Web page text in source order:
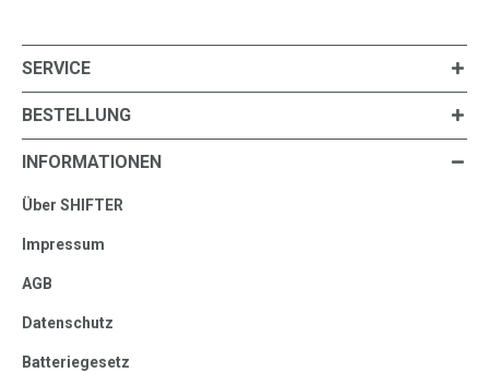
SERVICE
BESTELLUNG
INFORMATIONEN
Über SHIFTER
Impressum
AGB
Datenschutz
Batteriegesetz